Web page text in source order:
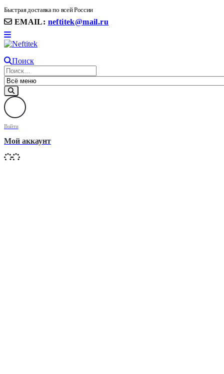
Быстрая доставка по всей России
EMAIL: neftitek@mail.ru
Поиск
Войти
Мой аккаунт
8(906) 399 11 22 | 8(905)367-58-58